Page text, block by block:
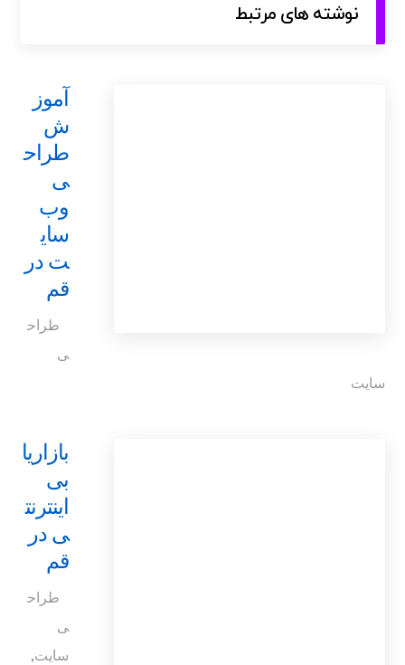
نوشته های مرتبط
آموز
ش
طراح
ی
وب
سای
ت در
قم
طراح
ی
سایت
بازاریا
بی
اینترنت
ی در
قم
طراح
ی
سایت,